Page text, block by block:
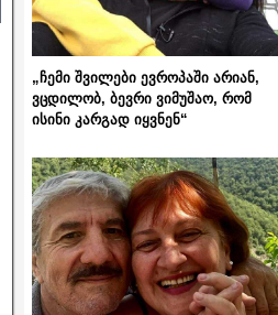
„ჩემი შვილები ევროპაში არიან,
ვცდილობ, ბევრი ვიმუშაო, რომ
ისინი კარგად იყვნენ“